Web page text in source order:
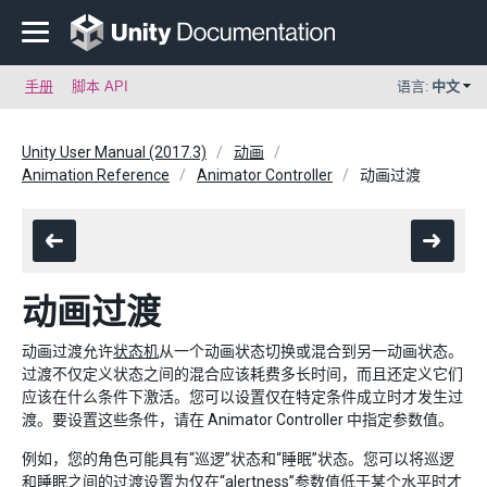
手册 脚本 API 语言: 中文
Unity User Manual (2017.3)
动画
Animation Reference
Animator Controller 动画过渡
动画过渡
动画过渡允许状态机从一个动画状态切换或混合到另一动画状态。
过渡不仅定义状态之间的混合应该耗费多长时间，而且还定义它们
应该在什么条件下激活。您可以设置仅在特定条件成立时才发生过
渡。要设置这些条件，请在 Animator Controller 中指定参数值。
例如，您的角色可能具有“巡逻”状态和“睡眠”状态。您可以将巡逻
和睡眠之间的过渡设置为仅在“alertness”参数值低于某个水平时才